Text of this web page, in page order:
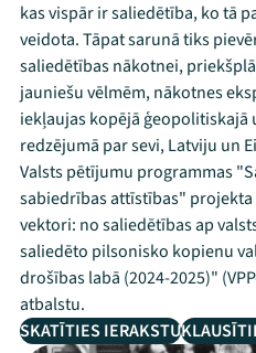
kas vispār ir saliedētība, ko tā
veidota. Tāpat sarunā tiks
saliedētības nākotnei,
jauniešu vēlmēm, nākotnes
iekļaujas kopējā
redzējumā par sevi, Latviju un
Valsts pētījumu programmas
sabiedrības attīstības"
vektori: no saliedētības ap
saliedēto pilsonisko kopienu
drošības labā (2024-2025)"
atbalstu.
SKATĪTIES IERAKSTU